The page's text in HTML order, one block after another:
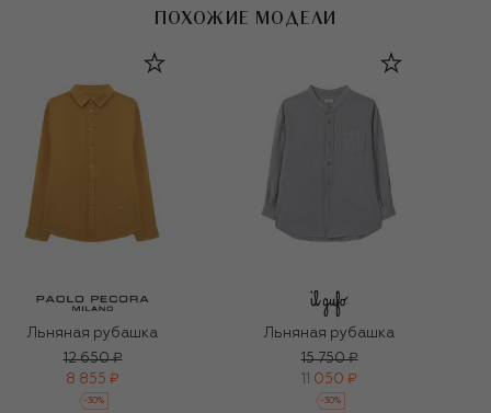
ПОХОЖИЕ МОДЕЛИ
Льняная рубашка
12 650 ₽
8 855 ₽
-30%
Льняная рубашка
15 750 ₽
11 050 ₽
-30%